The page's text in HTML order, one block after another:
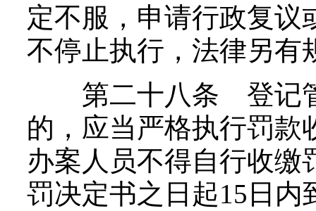
定不服，申请行政复议
不停止执行，法律另有
第二十八条 登记管
的，应当严格执行罚款
办案人员不得自行收缴
罚决定书之日起15日内